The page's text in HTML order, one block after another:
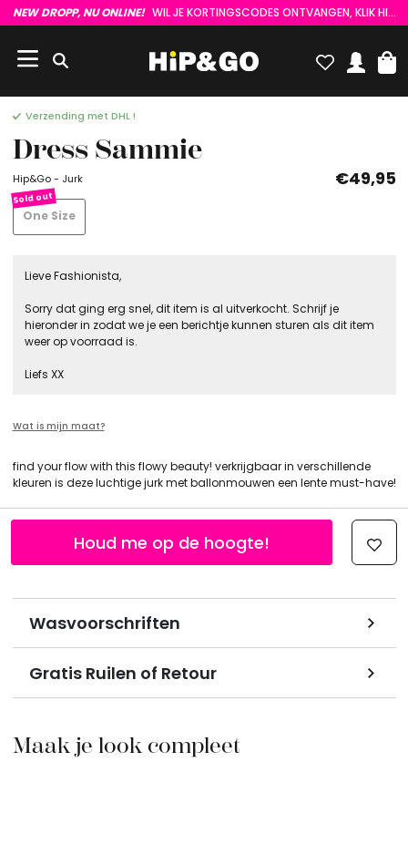
NEW DROPP, NU ONLINE! WIL JE KORTINGSCODES ONTVANGEN, KLIK HIER :)
Verzending met DHL !
Dress Sammie
Hip&Go - Jurk €49,95
One Size
Lieve Fashionista,
Sorry dat ging erg snel, dit item is al uitverkocht. Schrijf je
hieronder in zodat we je een berichtje kunnen sturen als dit item
weer op voorraad is.
Liefs XX
Wat is mijn maat?
find your flow with this flowy beauty! verkrijgbaar in verschillende
kleuren is deze luchtige jurk met ballonmouwen een lente must-have!
Wasvoorschriften
Gratis Ruilen of Retour
Houd me op de hoogte!
Maak je look compleet